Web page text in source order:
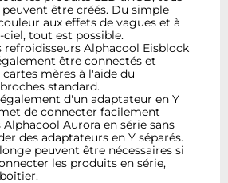
être créés. Du simple
aux effets de vagues et à
ciel, tout est possible.
refroidisseurs Alphacool Eisblock
être connectés et
mères à l'aide du
standard.
d'un adaptateur en Y
de connecter facilement
Aurora en série sans
des adaptateurs en Y séparés.
peuvent être nécessaires si
les produits en série,